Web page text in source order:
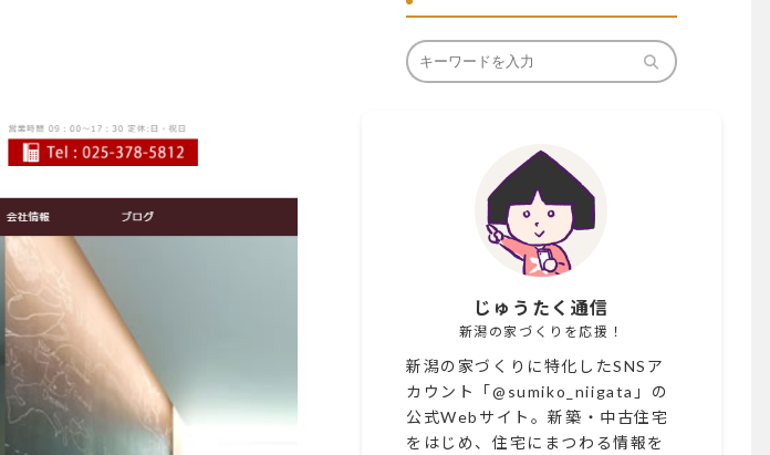
じゅうたく通信
新潟の家づくりを応援！
新潟の家づくりに特化したSNSア
カウント「@sumiko_niigata」の
公式Webサイト。新築・中古住宅
をはじめ、住宅にまつわる情報を